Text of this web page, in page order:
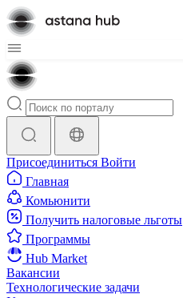
Присоединиться Войти
Главная
Комьюнити
Получить налоговые льготы
Программы
Hub Market
Вакансии
Технологические задачи